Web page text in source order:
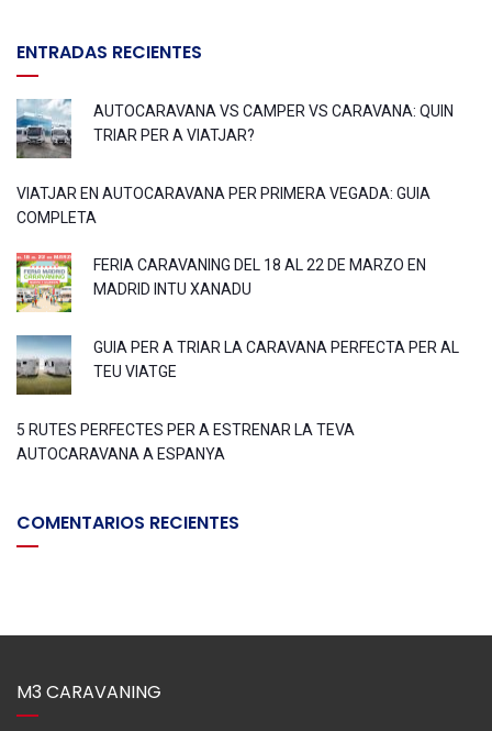
ENTRADAS RECIENTES
AUTOCARAVANA VS CAMPER VS CARAVANA: QUIN
TRIAR PER A VIATJAR?
VIATJAR EN AUTOCARAVANA PER PRIMERA VEGADA: GUIA
COMPLETA
FERIA CARAVANING DEL 18 AL 22 DE MARZO EN
MADRID INTU XANADU
GUIA PER A TRIAR LA CARAVANA PERFECTA PER AL
TEU VIATGE
5 RUTES PERFECTES PER A ESTRENAR LA TEVA
AUTOCARAVANA A ESPANYA
COMENTARIOS RECIENTES
M3 CARAVANING